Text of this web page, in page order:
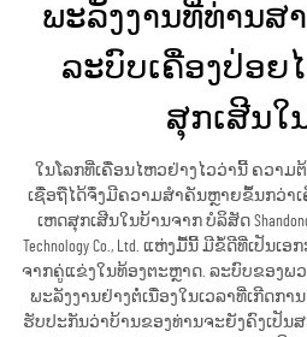
ພະລັງງານທີ່ທ່ານສ
ລະບົບເຄື່ອງປ່ອຍ
ສຸກເສີນໃ
ໃນໂລກທີ່ເຄື່ອນໄຫວຢ່າງໄວວ່ານີ້ ຄວາມ
ເຊື່ອຖືໄດ້ຈຶ່ງມີຄວາມສຳຄັນຫຼາຍຂຶ້ນກວ່າ
ເຫດສຸກເສີນໃນບ້ານຈາກ ບໍລິສັດ Shandong
Technology Co., Ltd. ແຫ່ງມື້ນີ້ ມີຂໍ້ດີທີ່ເປັ
ຈາກຄູ່ແຂ່ງໃນທ້ອງຕະຫຼາດ. ລະບົບຂອງພ
ພະລັງງານຢ່າງຕໍ່ເນື່ອງໃນເວລາທີ່ເກີດກ
ຮັບປະກັນວ່າບ້ານຂອງທ່ານຈະຍັງຄົງເປັນ